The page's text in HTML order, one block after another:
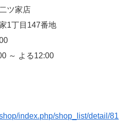
ツ家店
1丁目147番地
～ よる12:00
index.php/shop_list/detail/81